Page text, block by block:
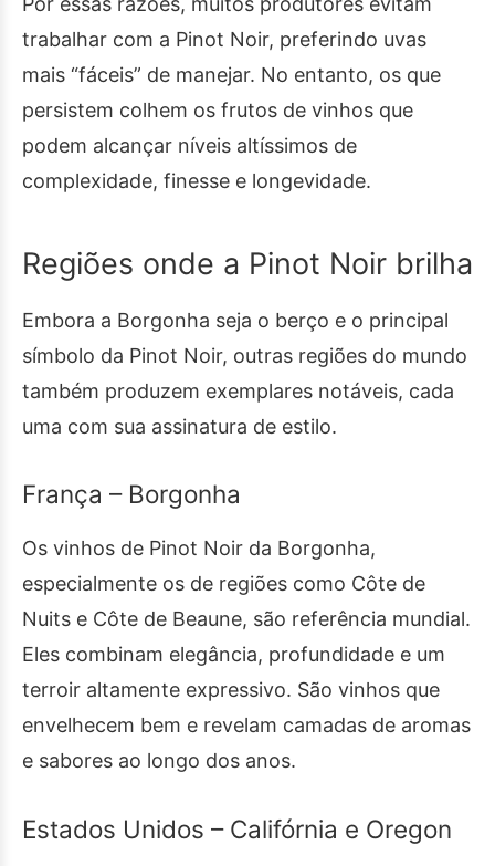
trabalhar com a Pinot Noir, preferindo uvas
mais “fáceis” de manejar. No entanto, os que
persistem colhem os frutos de vinhos que
podem alcançar níveis altíssimos de
complexidade, finesse e longevidade.
Regiões onde a Pinot Noir brilha
Embora a Borgonha seja o berço e o principal
símbolo da Pinot Noir, outras regiões do mundo
também produzem exemplares notáveis, cada
uma com sua assinatura de estilo.
França – Borgonha
Os vinhos de Pinot Noir da Borgonha,
especialmente os de regiões como Côte de
Nuits e Côte de Beaune, são referência mundial.
Eles combinam elegância, profundidade e um
terroir altamente expressivo. São vinhos que
envelhecem bem e revelam camadas de aromas
e sabores ao longo dos anos.
Estados Unidos – Califórnia e Oregon